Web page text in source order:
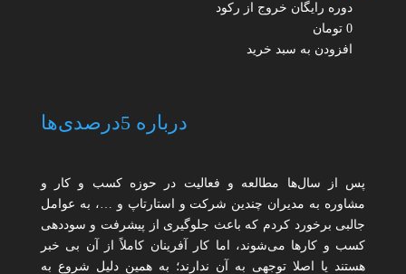
دوره رایگان خروج از رکود
0 تومان
افزودن به سبد خرید
درباره 5درصدی‌ها
پس از سال‌ها مطالعه و فعالیت در حوزه کسب و کار و
مشاوره به مدیران چندین شرکت و استارتاپ و …، به عوامل
جالبی برخورد کردم که باعث جلوگیری از پیشرفت و سوددهی
کسب و کارها می‌شوند، اما کار آفرینان کاملاً از آن بی خبر
هستند یا اصلا توجهی به آن ندارند؛ به همین دلیل شروع به